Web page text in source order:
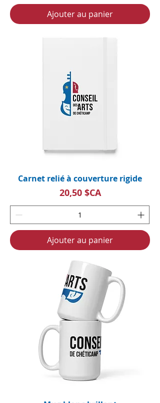
Ajouter au panier
Carnet relié à couverture rigide
Prix
20,50 $CA
Ajouter au panier